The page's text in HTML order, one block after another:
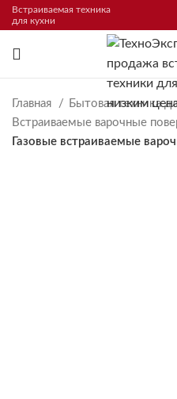
Встраиваемая техника
для кухни
Главная
Бытовая техника
Встраиваемые варочные
Газовые встраиваемые